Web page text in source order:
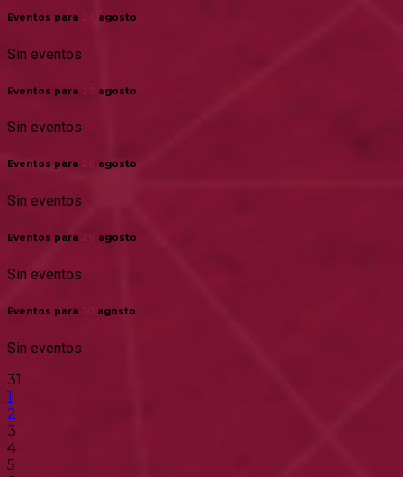
Eventos para 26 agosto
Sin eventos
Eventos para 27 agosto
Sin eventos
Eventos para agosto
Sin eventos
Eventos para 29 agosto
Sin eventos
Eventos para agosto
Sin eventos
31
1
2
3
4
5